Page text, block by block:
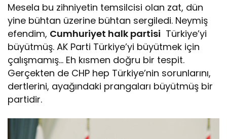
Mesela bu zihniyetin temsilcisi olan zat, dün
yine bühtan üzerine bühtan sergiledi. Neymiş
efendim, Cumhuriyet halk partisi Türkiye’yi
büyütmüş. AK Parti Türkiye’yi büyütmek için
çalışmamış… Eh kısmen doğru bir tespit.
Gerçekten de CHP hep Türkiye’nin sorunlarını,
dertlerini, ayağındaki prangaları büyütmüş bir
partidir.